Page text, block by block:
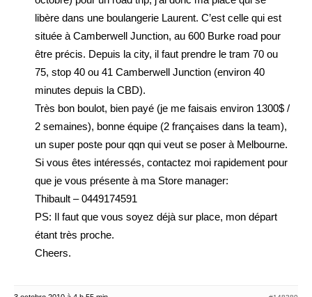
libère dans une boulangerie Laurent. C’est celle qui est
située à Camberwell Junction, au 600 Burke road pour
être précis. Depuis la city, il faut prendre le tram 70 ou
75, stop 40 ou 41 Camberwell Junction (environ 40
minutes depuis la CBD).
Très bon boulot, bien payé (je me faisais environ 1300$ /
2 semaines), bonne équipe (2 françaises dans la team),
un super poste pour qqn qui veut se poser à Melbourne.
Si vous êtes intéressés, contactez moi rapidement pour
que je vous présente à ma Store manager:
Thibault – 0449174591
PS: Il faut que vous soyez déjà sur place, mon départ
étant très proche.
Cheers.